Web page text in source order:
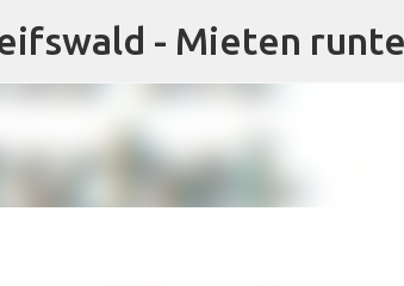
Direkt zum
- Mieten